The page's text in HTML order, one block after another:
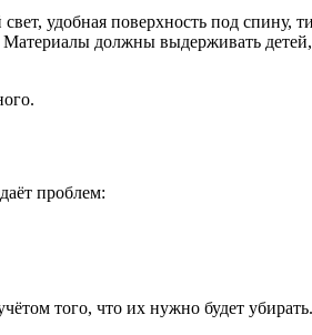
удобная поверхность под спину,
должны выдерживать
проблем:
того, что их нужно будет убирать.